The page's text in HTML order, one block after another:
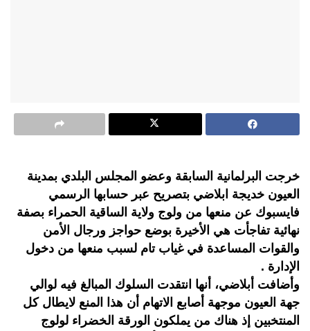
خرجت البرلمانية السابقة وعضو المجلس البلدي بمدينة
العيون خديجة ابلاضي بتصريح عبر حسابها الرسمي
فايسبوك عن منعها من ولوج ولاية الساقية الحمراء بصفة
نهائية تفاجأت هي الأخيرة بوضع حواجز ورجال الأمن
والقوات المساعدة في غياب تام لسبب منعها من دخول
الإدارة .
وأضافت أبلاضي، أنها انتقدت السلوك المبالغ فيه لوالي
جهة العيون موجهة أصابع الاتهام أن هذا المنع لايطال كل
المنتخبين إذ هناك من يملكون الورقة الخضراء لولوج